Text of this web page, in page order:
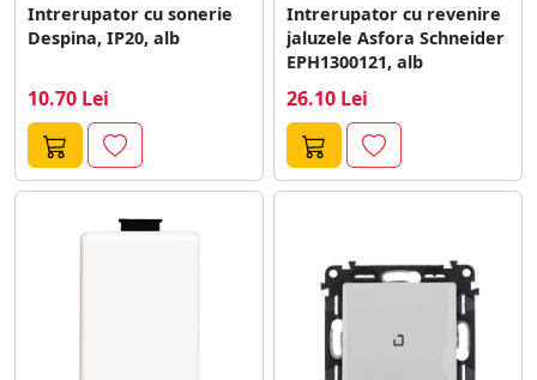
Intrerupator cu sonerie
Despina, IP20, alb
10.70 Lei
Intrerupator cu revenire
jaluzele Asfora Schneider
EPH1300121, alb
26.10 Lei